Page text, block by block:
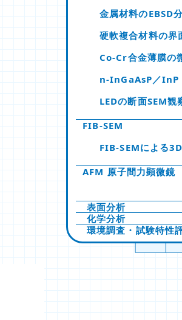
金属材料のEBSD
硬軟複合材料の界
Co-Cr合金薄膜の
n-InGaAsP／InP
LEDの断面SEM観
FIB-SEM
FIB-SEMによる
AFM 原子間力顕微鏡
表面分析
化学分析
環境調査・試験特性